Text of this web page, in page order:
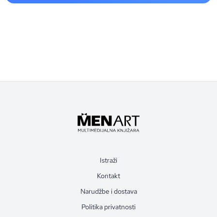
Istraži
Kontakt
Narudžbe i dostava
Politika privatnosti